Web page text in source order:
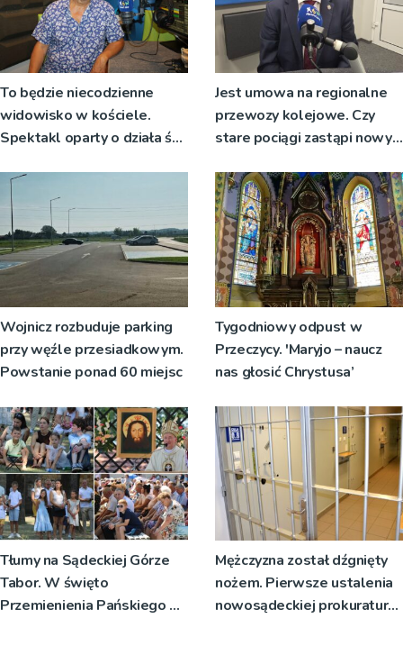
To będzie niecodzienne
widowisko w kościele.
Spektakl oparty o działa św.
Jest umowa na regionalne
przewozy kolejowe. Czy
stare pociągi zastąpi nowy
Wojnicz rozbuduje parking
przy węźle przesiadkowym.
Powstanie ponad 60 miejsc
Tygodniowy odpust w
Przeczycy. 'Maryjo – naucz
nas głosić Chrystusa’
Tłumy na Sądeckiej Górze
Tabor. W święto
Przemienienia Pańskiego bp
Mężczyzna został dźgnięty
nożem. Pierwsze ustalenia
nowosądeckiej prokuratury